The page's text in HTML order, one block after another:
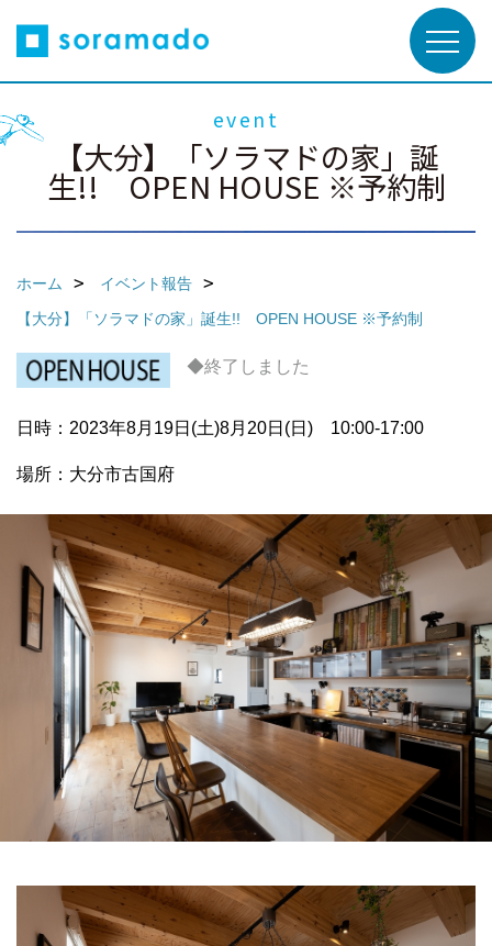
event
【大分】「ソラマドの家」誕
生!! OPEN HOUSE ※予約制
ホーム
イベント報告
【大分】「ソラマドの家」誕生!! OPEN HOUSE ※予約制
◆終了しました
日時：2023年8月19日(土)8月20日(日) 10:00-17:00
場所：大分市古国府